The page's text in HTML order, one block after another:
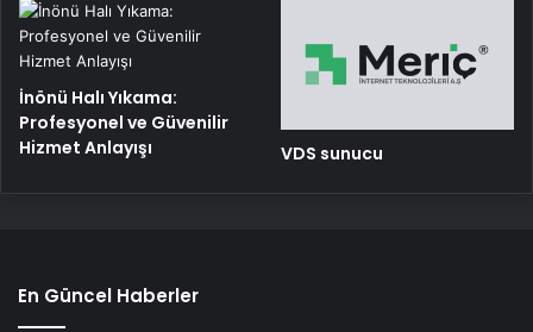
İnönü Halı Yıkama:
Profesyonel ve Güvenilir
Hizmet Anlayışı
VDS sunucu
En Güncel Haberler